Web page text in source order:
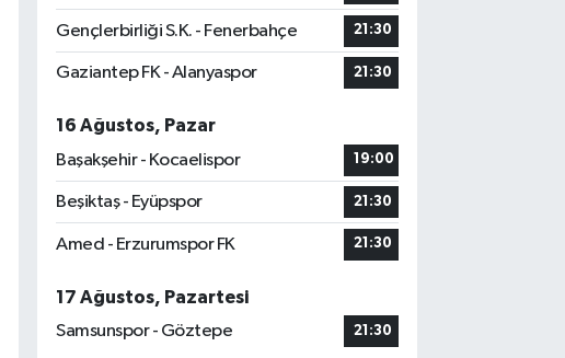
Gençlerbirliği S.K. - Fenerbahçe 21:30
Gaziantep FK - Alanyaspor 21:30
16 Ağustos, Pazar
Başakşehir - Kocaelispor
19:00
Beşiktaş - Eyüpspor 21:30
Amed - Erzurumspor FK 21:30
17 Ağustos, Pazartesi
Samsunspor - Göztepe
21:30